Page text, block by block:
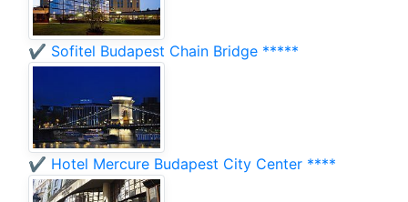
✔️ Sofitel Budapest Chain Bridge *****
✔️ Hotel Mercure Budapest City Center ****